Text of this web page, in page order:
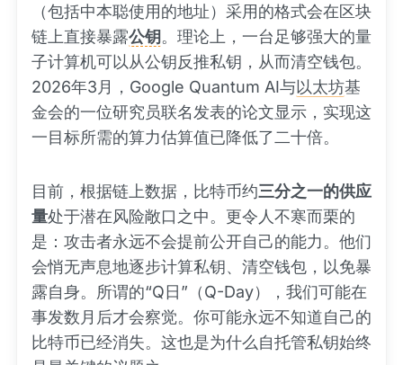
（包括中本聪使用的地址）采用的格式会在区块
链上直接暴露公钥。理论上，一台足够强大的量
子计算机可以从公钥反推私钥，从而清空钱包。
2026年3月，Google Quantum AI与以太坊基
金会的一位研究员联名发表的论文显示，实现这
一目标所需的算力估算值已降低了二十倍。
目前，根据链上数据，比特币约三分之一的供应
量处于潜在风险敞口之中。更令人不寒而栗的
是：攻击者永远不会提前公开自己的能力。他们
会悄无声息地逐步计算私钥、清空钱包，以免暴
露自身。所谓的“Q日”（Q-Day），我们可能在
事发数月后才会察觉。你可能永远不知道自己的
比特币已经消失。这也是为什么自托管私钥始终